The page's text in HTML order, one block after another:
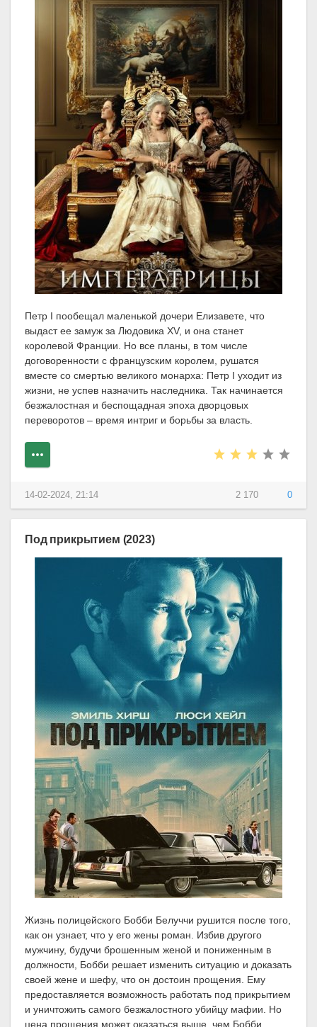
Петр I пообещал маленькой дочери Елизавете, что
выдаст ее замуж за Людовика XV, и она станет
королевой Франции. Но все планы, в том числе
договоренности с французским королем, рушатся
вместе со смертью великого монарха: Петр I уходит из
жизни, не успев назначить наследника. Так начинается
безжалостная и беспощадная эпоха дворцовых
переворотов – время интриг и борьбы за власть.
2 170 0
14-02-2024, 21:14
Под прикрытием (2023)
Жизнь полицейского Бобби Белуччи рушится после того,
как он узнает, что у его жены роман. Избив другого
мужчину, будучи брошенным женой и пониженным в
должности, Бобби решает изменить ситуацию и доказать
своей жене и шефу, что он достоин прощения. Ему
предоставляется возможность работать под прикрытием
и уничтожить самого безжалостного убийцу мафии. Но
цена прощения может оказаться выше, чем Бобби